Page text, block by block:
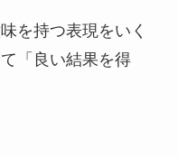
を持つ表現をいく
「良い結果を得